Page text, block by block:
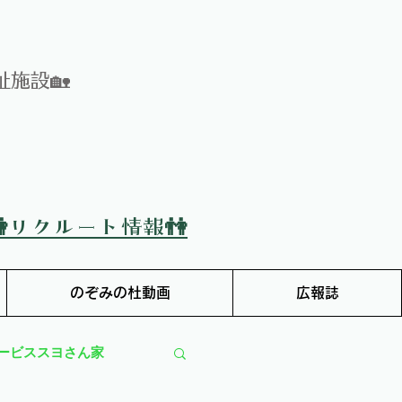
施設🏡
リクルート情報👫
のぞみの杜動画 広報誌
ビススヨさん家